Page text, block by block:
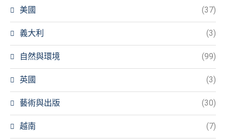
美國 (37)
義大利 (3)
自然與環境 (99)
英國 (3)
藝術與出版 (30)
越南 (7)